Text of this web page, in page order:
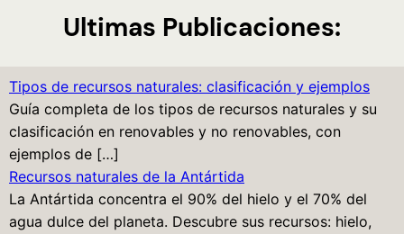
Ultimas Publicaciones:
Tipos de recursos naturales: clasificación y ejemplos
Guía completa de los tipos de recursos naturales y su
clasificación en renovables y no renovables, con
ejemplos de […]
Recursos naturales de la Antártida
La Antártida concentra el 90% del hielo y el 70% del
agua dulce del planeta. Descubre sus recursos: hielo,